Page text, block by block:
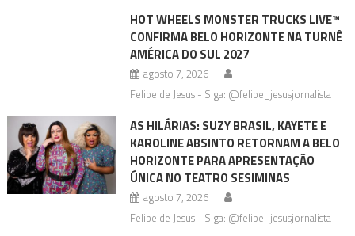
HOT WHEELS MONSTER TRUCKS LIVE™
CONFIRMA BELO HORIZONTE NA TURNÊ
AMÉRICA DO SUL 2027
agosto 7, 2026
Felipe de Jesus - Siga: @felipe_jesusjornalista
AS HILÁRIAS: SUZY BRASIL, KAYETE E
KAROLINE ABSINTO RETORNAM A BELO
HORIZONTE PARA APRESENTAÇÃO
ÚNICA NO TEATRO SESIMINAS
agosto 7, 2026
Felipe de Jesus - Siga: @felipe_jesusjornalista